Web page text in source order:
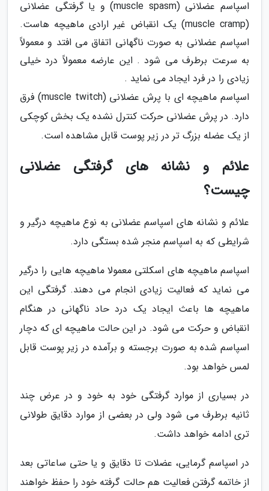
اسپاسم عضلانی (muscle spasm) و یا گرفتگی عضلانی
(muscle cramp) یک انقباض غیر ارادی ماهیچه هاست.
اسپاسم عضلانی به صورت ناگهانی اتفاق می افتد و معمولاً
به سرعت برطرف می شود . این عارضه معمولاً درد خیلی
زیادی را در فرد ایجاد می نماید .
اسپاسم ماهیچه ای با پرش عضلانی (muscle twitch) فرق
دارد. در پرش عضلانی حرکت کنترل نشده یک بخش کوچکی
از یک عضله بزرگ تر در زیر پوست قابل مشاهده است.
علائم و نشانه های گرفتگی عضلانی
چیست؟
علائم و نشانه های اسپاسم عضلانی به نوع ماهیچه درگیر و
شرایطی که به اسپاسم منجر شده بستگی دارد.
اسپاسم ماهیچه های اسکلتی معمولا ماهیچه هایی را درگیر
می نماید که فعالیت زیادی انجام می دهند. گرفتگی این
ماهیچه ها باعث ایجاد یک درد حاد ناگهانی در هنگام
انقباض و حرکت می شود. در این حالت ماهیچه ای که دچار
اسپاسم شده به صورت برجسته و برآمده در زیر پوست قابل
لمس خواهد بود.
در بسیاری از موارد گرفتگی خود به خود و در عرض چند
ثانیه برطرف می شود ولی در بعضی از موارد دقایق طولانی
تری ادامه خواهد داشت.
در اسپاسم گرمایی، عضلات تا دقایق و یا حتی ساعاتی بعد
از خاتمه گرفتن فعالیت هم حالت گرفته خود را حفظ خواهند